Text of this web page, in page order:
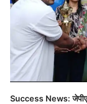
Success News: